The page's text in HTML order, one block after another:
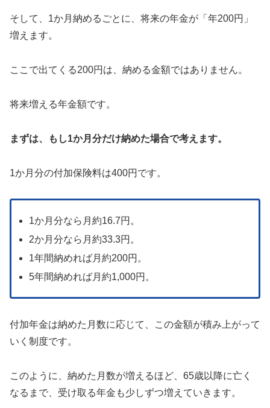
そして、1か月納めるごとに、将来の年金が「年200円」
増えます。
ここで出てくる200円は、納める金額ではありません。
将来増える年金額です。
まずは、もし1か月分だけ納めた場合で考えます。
1か月分の付加保険料は400円です。
1か月分なら月約16.7円。
2か月分なら月約33.3円。
1年間納めれば月約200円。
5年間納めれば月約1,000円。
付加年金は納めた月数に応じて、この金額が積み上がって
いく制度です。
このように、納めた月数が増えるほど、65歳以降に亡く
なるまで、受け取る年金も少しずつ増えていきます。